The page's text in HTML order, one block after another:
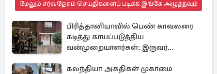
மேலும் சர்வதேசம் செய்திகளைப் படிக்க இங்கே அழுத்தவும்
பிரித்தானியாவில் பெண் காவலரை
கடித்து காயப்படுத்திய
வன்முறையாளர்கள்: இருவர்
கலந்தியா அகதிகள் முகாமை